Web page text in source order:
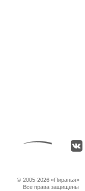
© 2005-2026 «Пиранья»
Все права защищены